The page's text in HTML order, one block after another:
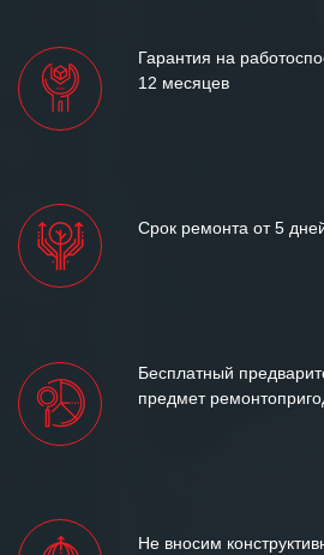
Гарантия на
12 месяцев
Срок ремонта от 5
Бесплатный
предмет
Не вносим